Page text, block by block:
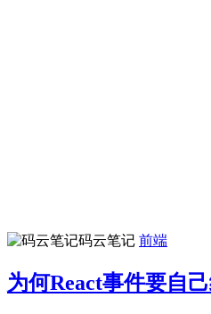
码云笔记 前端
为何React事件要自